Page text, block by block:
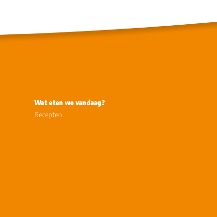
Wat eten we vandaag?
Recepten